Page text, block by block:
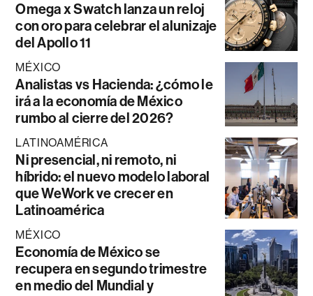
Omega x Swatch lanza un reloj
con oro para celebrar el alunizaje
del Apollo 11
MÉXICO
Analistas vs Hacienda: ¿cómo le
irá a la economía de México
rumbo al cierre del 2026?
LATINOAMÉRICA
Ni presencial, ni remoto, ni
híbrido: el nuevo modelo laboral
que WeWork ve crecer en
Latinoamérica
MÉXICO
Economía de México se
recupera en segundo trimestre
en medio del Mundial y